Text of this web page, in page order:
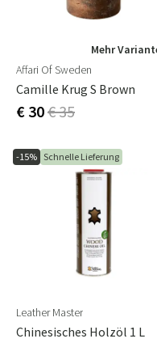
Mehr
Affari Of Sweden
Camille Krug S Brown
€ 30€ 35
-15% Schnelle Lieferung
Leather Master
Chinesisches Holzöl 1 L